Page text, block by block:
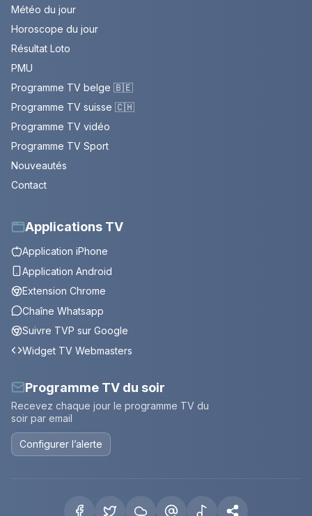
Météo du jour
Horoscope du jour
Résultat Loto
PMU
Programme TV belge 🇧🇪
Programme TV suisse 🇨🇭
Programme TV vidéo
Programme TV Sport
Nouveautés
Contact
Applications TV
Application iPhone
Application Android
Extension Chrome
Chaîne Whatsapp
Suivre TVP sur Google
Widget TV Webmasters
Programme TV du soir
Recevez chaque jour le programme TV du
soir par email
Configurer l’alerte